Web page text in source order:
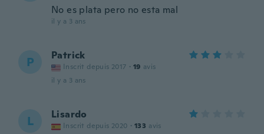
No es plata pero no esta mal
il y a 3 ans
P Patrick
Inscrit depuis 2017 · 19 avis
il y a 3 ans
L Lisardo
Inscrit depuis 2020 · 133 avis